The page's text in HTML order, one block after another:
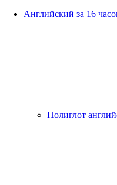
Английский за 16
Полиглот